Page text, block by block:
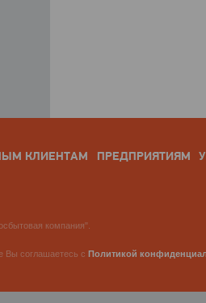
КЛИЕНТАМ ПРЕДПРИЯТИЯМ
компания".
Вы соглашаетесь с Политикой